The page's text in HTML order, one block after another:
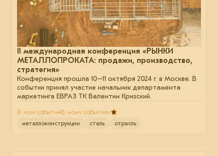
II международная конференция «РЫНКИ
МЕТАЛЛОПРОКАТА: продажи, производство,
стратегия»
Конференция прошла 10–11 октября 2024 г. в Москве. В
событии принял участие начальник департамента
маркетинга ЕВРАЗ ТК Валентин Кризский.
В мои событияВ моих событиях
металлоконструкции сталь отрасль